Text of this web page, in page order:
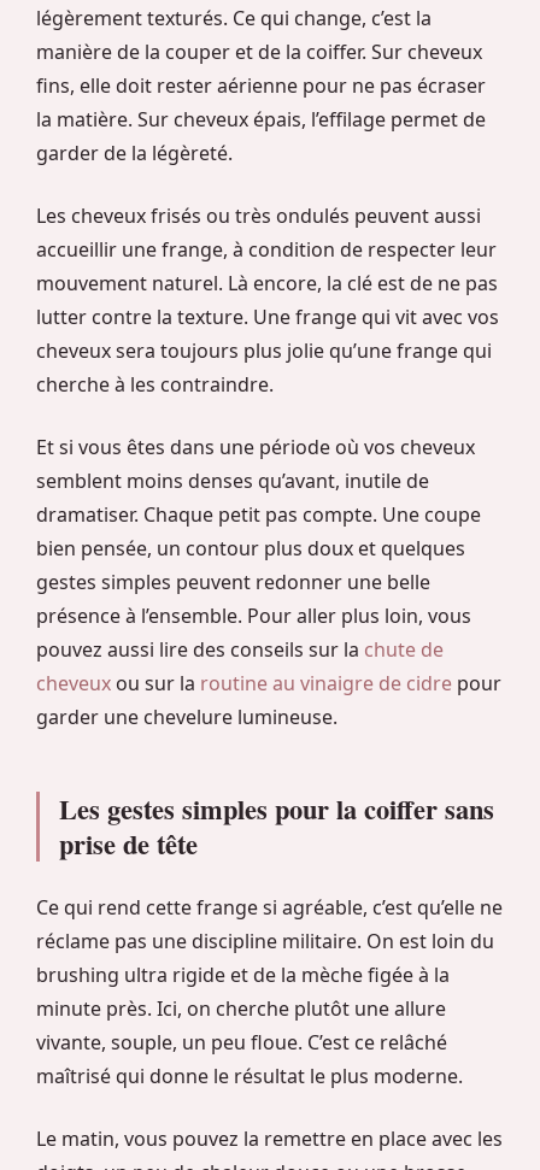
légèrement texturés. Ce qui change, c’est la
manière de la couper et de la coiffer. Sur cheveux
fins, elle doit rester aérienne pour ne pas écraser
la matière. Sur cheveux épais, l’effilage permet de
garder de la légèreté.
Les cheveux frisés ou très ondulés peuvent aussi
accueillir une frange, à condition de respecter leur
mouvement naturel. Là encore, la clé est de ne pas
lutter contre la texture. Une frange qui vit avec vos
cheveux sera toujours plus jolie qu’une frange qui
cherche à les contraindre.
Et si vous êtes dans une période où vos cheveux
semblent moins denses qu’avant, inutile de
dramatiser. Chaque petit pas compte. Une coupe
bien pensée, un contour plus doux et quelques
gestes simples peuvent redonner une belle
présence à l’ensemble. Pour aller plus loin, vous
pouvez aussi lire des conseils sur la chute de
cheveux ou sur la routine au vinaigre de cidre pour
garder une chevelure lumineuse.
Les gestes simples pour la coiffer sans
prise de tête
Ce qui rend cette frange si agréable, c’est qu’elle ne
réclame pas une discipline militaire. On est loin du
brushing ultra rigide et de la mèche figée à la
minute près. Ici, on cherche plutôt une allure
vivante, souple, un peu floue. C’est ce relâché
maîtrisé qui donne le résultat le plus moderne.
Le matin, vous pouvez la remettre en place avec les